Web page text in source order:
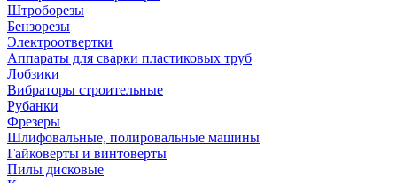
Штроборезы
Бензорезы
Электроотвертки
Аппараты для сварки пластиковых труб
Лобзики
Вибраторы строительные
Рубанки
Фрезеры
Шлифовальные, полировальные машины
Гайковерты и винтоверты
Пилы дисковые